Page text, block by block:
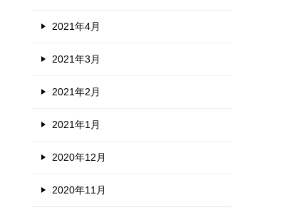
2021年4月
2021年3月
2021年2月
2021年1月
2020年12月
2020年11月